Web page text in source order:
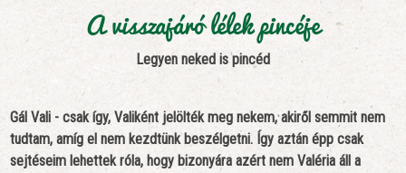
A visszajáró lélek pincéje
Legyen neked is pincéd
Gál Vali - csak így, Valiként jelölték meg nekem, akiről semmit nem
tudtam, amíg el nem kezdtünk beszélgetni. Így aztán épp csak
sejtéseim lehettek róla, hogy bizonyára azért nem Valéria áll a